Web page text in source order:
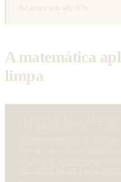
ficaram em até 8%.
A matemática
limpa